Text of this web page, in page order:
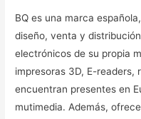
BQ es una marca
diseño, venta y
electrónicos de su propia
impresoras 3D, E-readers,
encuentran presentes en
mutimedia. Además,